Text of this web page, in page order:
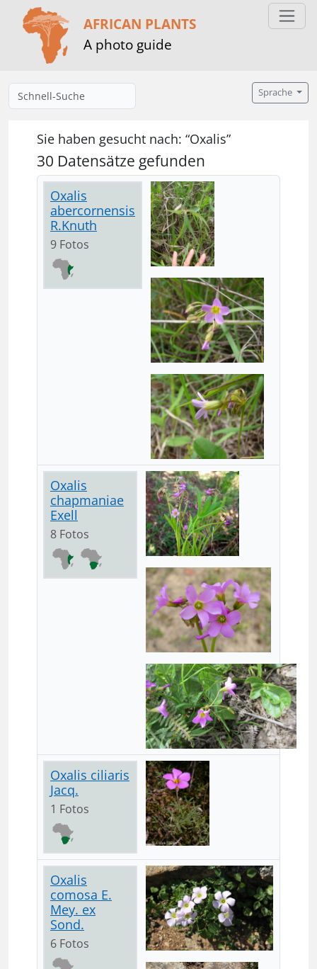
AFRICAN PLANTS
A photo guide
Sprache
Sie haben gesucht nach: “Oxalis”
30 Datensätze gefunden
Oxalis
abercornensis
R.Knuth
9 Fotos
Oxalis
chapmaniae
Exell
8 Fotos
Oxalis ciliaris
Jacq.
1 Fotos
Oxalis
comosa E.
Mey. ex
Sond.
6 Fotos